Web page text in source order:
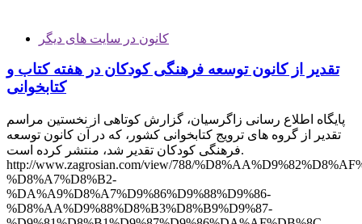
کانون در سایت های دیگر
تقدیر از کانون توسعه فرهنگی کودکان در هفته کتاب و
کتابخوانی
پایگاه اطلاع رسانی زاگرسیان، گزارش کوتاهی از نخستین مراسم
تقدیر از گروه های ترویج کتابخوانی کشور، که در آن کانون توسعه
فرهنگی کودکان تقدیر شد، منتشر کرده است.
http://www.zagrosian.com/view/788/
%D8%A7%D8%B2-
%DA%A9%D8%A7%D9%86%D9%88%D9%86-
%D8%AA%D9%88%D8%B3%D8%B9%D9%87-